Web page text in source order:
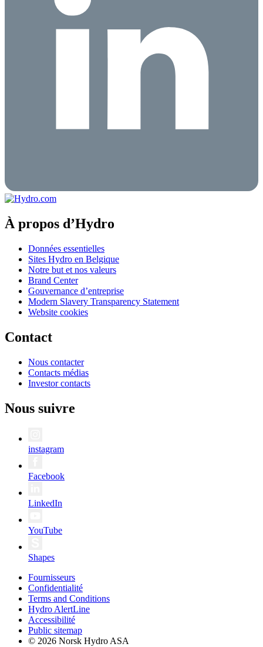
À propos d’Hydro
Données essentielles
Sites Hydro en Belgique
Notre but et nos valeurs
Brand Center
Gouvernance d’entreprise
Modern Slavery Transparency Statement
Website cookies
Contact
Nous contacter
Contacts médias
Investor contacts
Nous suivre
instagram
Facebook
LinkedIn
YouTube
Shapes
Fournisseurs
Confidentialité
Terms and Conditions
Hydro AlertLine
Accessibilité
Public sitemap
© 2026 Norsk Hydro ASA